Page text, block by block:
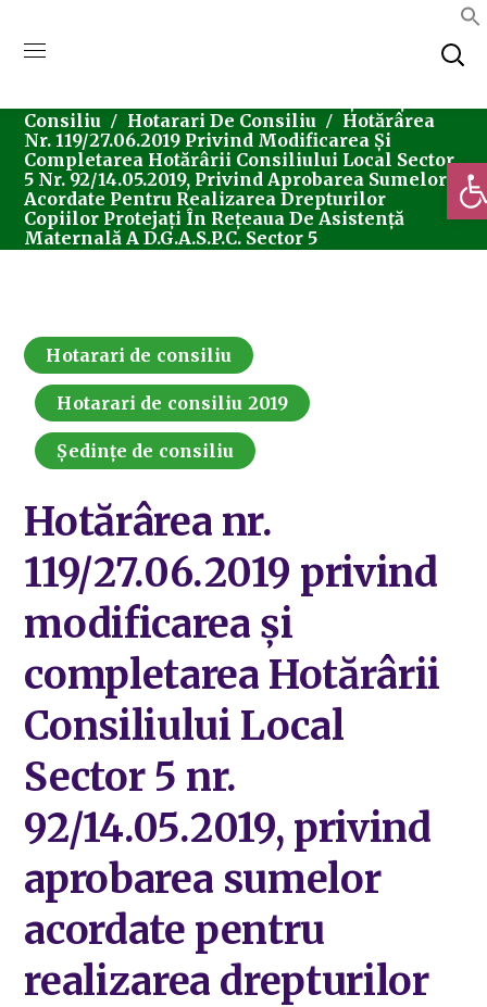
Consiliu
Hotarari De Consiliu
Hotărârea
Nr. 119/27.06.2019 Privind Modificarea Și
Completarea Hotărârii Consiliului Local Sector
5 Nr. 92/14.05.2019, Privind Aprobarea Sumelor
Acordate Pentru Realizarea Drepturilor
Copiilor Protejați În Rețeaua De Asistență
Maternală A D.G.A.S.P.C. Sector 5
Hotarari de consiliu
Hotarari de consiliu 2019
Ședințe de consiliu
Hotărârea nr.
119/27.06.2019 privind
modificarea și
completarea Hotărârii
Consiliului Local
Sector 5 nr.
92/14.05.2019, privind
aprobarea sumelor
acordate pentru
realizarea drepturilor